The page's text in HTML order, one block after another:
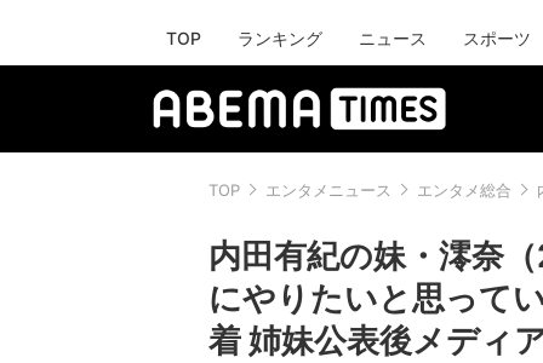
TOP ランキング ニュース スポーツ
TOP エンタメニュース エンタメ総合
内田有紀の妹・澪奈
にやりたいと思って
着 姉妹公表後メディ